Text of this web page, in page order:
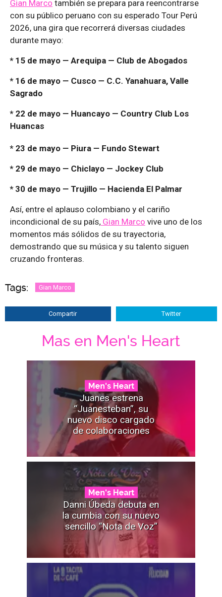
Gian Marco también se prepara para reencontrarse
con su público peruano con su esperado Tour Perú
2026, una gira que recorrerá diversas ciudades
durante mayo:
* 15 de mayo — Arequipa — Club de Abogados
* 16 de mayo — Cusco — C.C. Yanahuara, Valle
Sagrado
* 22 de mayo — Huancayo — Country Club Los
Huancas
* 23 de mayo — Piura — Fundo Stewart
* 29 de mayo — Chiclayo — Jockey Club
* 30 de mayo — Trujillo — Hacienda El Palmar
Así, entre el aplauso colombiano y el cariño
incondicional de su país, Gian Marco vive uno de los
momentos más sólidos de su trayectoria,
demostrando que su música y su talento siguen
cruzando fronteras.
Tags: Gian Marco
Compartir Twitter
Mas en Men's Heart
Men's Heart
Juanes estrena
“Juanesteban”, su
nuevo disco cargado
de colaboraciones
Men's Heart
Danni Úbeda debuta en
la cumbia con su nuevo
sencillo “Nota de Voz”